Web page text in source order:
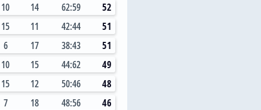
10 14 62:59
52
15 11 42:44
51
6 17 38:43
51
10 15 44:62
49
15 12 50:46
48
7 18 48:56
46